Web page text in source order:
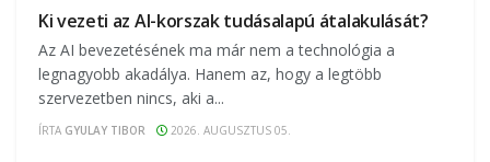
Ki vezeti az AI-korszak tudásalapú átalakulását?
Az AI bevezetésének ma már nem a technológia a
legnagyobb akadálya. Hanem az, hogy a legtöbb
szervezetben nincs, aki a...
ÍRTA GYULAY TIBOR 2026. AUGUSZTUS 05.